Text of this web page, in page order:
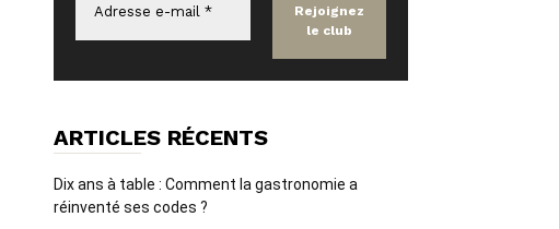
ARTICLES RÉCENTS
Dix ans à table : Comment la gastronomie a
réinventé ses codes ?